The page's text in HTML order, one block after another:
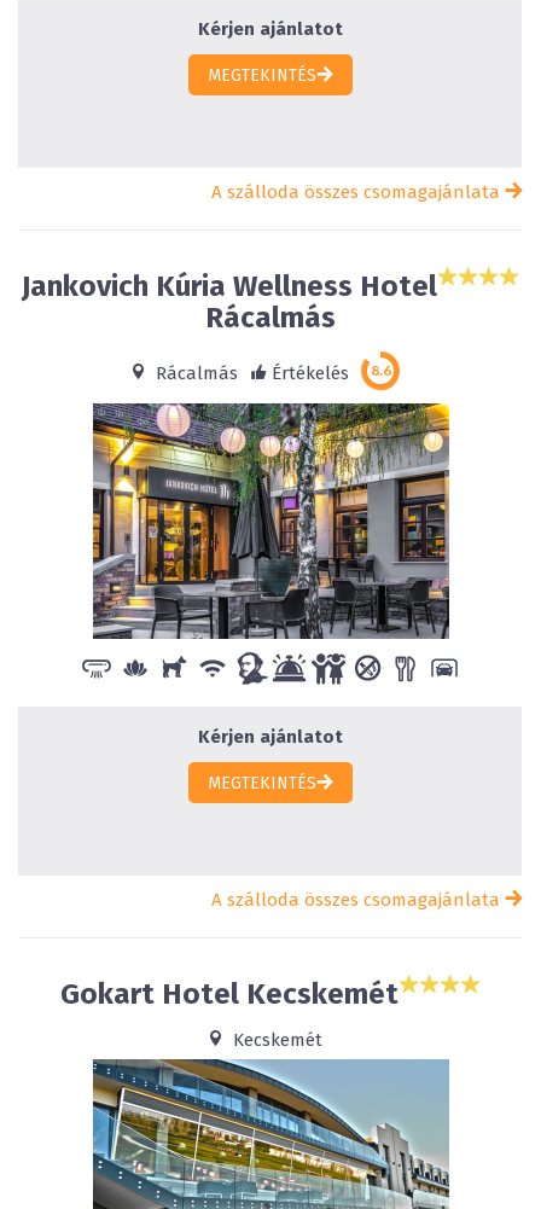
Kérjen ajánlatot
MEGTEKINTÉS
A szálloda összes csomagajánlata
Jankovich Kúria Wellness Hotel
Rácalmás
Rácalmás Értékelés
Kérjen ajánlatot
MEGTEKINTÉS
A szálloda összes csomagajánlata
Gokart Hotel Kecskemét
Kecskemét